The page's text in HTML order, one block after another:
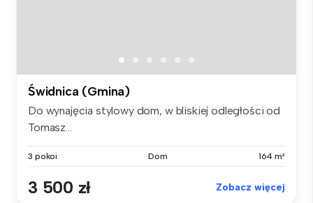
Świdnica (Gmina)
Do wynajęcia stylowy dom, w bliskiej odległości od
Tomasz...
3 pokoi Dom 164 m²
3 500 zł Zobacz więcej